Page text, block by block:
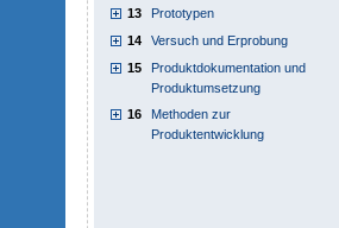
13 Prototypen
14 Versuch und Erprobung
15
Produktdokumentation und
Produktumsetzung
16
Methoden zur
Produktentwicklung